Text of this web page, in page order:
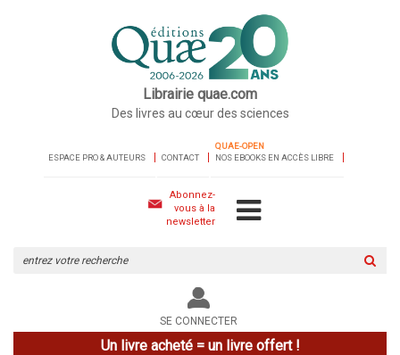
Librairie quae.com
Des livres au cœur des sciences
ESPACE PRO & AUTEURS CONTACT
QUAE-OPEN
NOS EBOOKS EN ACCÈS LIBRE
Abonnez-
vous à la
newsletter
le
site
SE CONNECTER
Un livre acheté = un livre offert !